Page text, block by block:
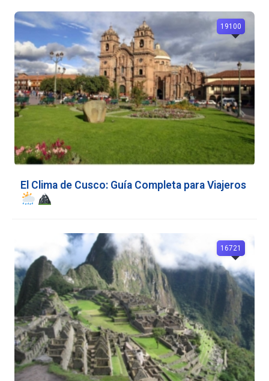
El Clima de Cusco: Guía Completa para Viajeros
19100
16721